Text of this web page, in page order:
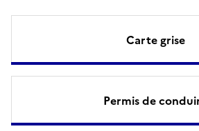
Carte grise
Permis de